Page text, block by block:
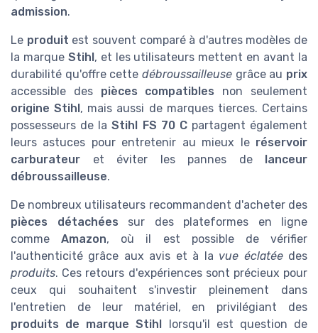
admission.
Le produit est souvent comparé à d'autres modèles de
la marque Stihl, et les utilisateurs mettent en avant la
durabilité qu'offre cette débroussailleuse grâce au prix
accessible des pièces compatibles non seulement
origine Stihl, mais aussi de marques tierces. Certains
possesseurs de laStihl FS 70 Cpartagent également
leurs astuces pour entretenir au mieux le réservoir
carburateur et éviter les pannes de lanceur
débroussailleuse.
De nombreux utilisateurs recommandent d'acheter des
pièces détachées sur des plateformes en ligne
commeAmazon, où il est possible de vérifier
l'authenticité grâce aux avis et à la vue éclatéedes
produits. Ces retours d'expériences sont précieux pour
ceux qui souhaitent s'investir pleinement dans
l'entretien de leur matériel, en privilégiant des
produits de marque Stihl lorsqu'il est question de